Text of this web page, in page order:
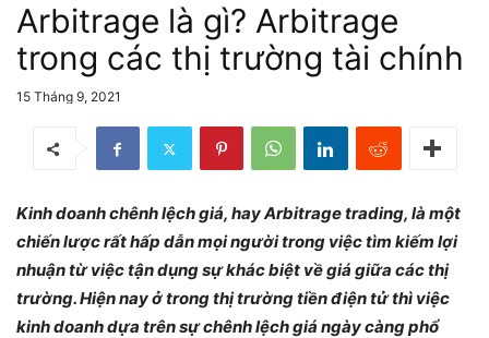
Arbitrage là gì? Arbitrage
trong các thị trường tài chính
15 Tháng 9, 2021
Kinh doanh chênh lệch giá, hay Arbitrage trading, là một
chiến lược rất hấp dẫn mọi người trong việc tìm kiếm lợi
nhuận từ việc tận dụng sự khác biệt về giá giữa các thị
trường. Hiện nay ở trong thị trường tiền điện tử thì việc
kinh doanh dựa trên sự chênh lệch giá ngày càng phổ